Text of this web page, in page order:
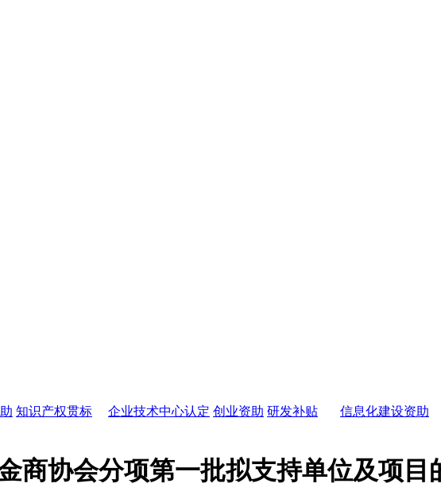
知识产权贯标 企业技术中心认定 创业资助 研发补贴 信息化建设资助
商协会分项第一批拟支持单位及项目